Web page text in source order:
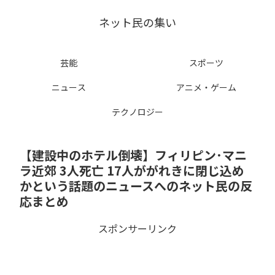
ネット民の集い
芸能
スポーツ
ニュース
アニメ・ゲーム
テクノロジー
【建設中のホテル倒壊】フィリピン･マニ
ラ近郊 3人死亡 17人ががれきに閉じ込め
かという話題のニュースへのネット民の反
応まとめ
スポンサーリンク